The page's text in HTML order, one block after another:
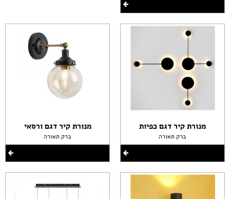
מנורת קיר דגם כפיות
ברק תאורה
מנורת קיר דגם ורסאי
ברק תאורה